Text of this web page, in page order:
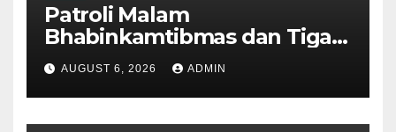
Patroli Malam
Bhabinkamtibmas dan Tiga
Pilar Kelurahan Ungaran
Perkuat Kamtibmas, Warga
Diajak Aktifkan Ronda
AUGUST 6, 2026 ADMIN